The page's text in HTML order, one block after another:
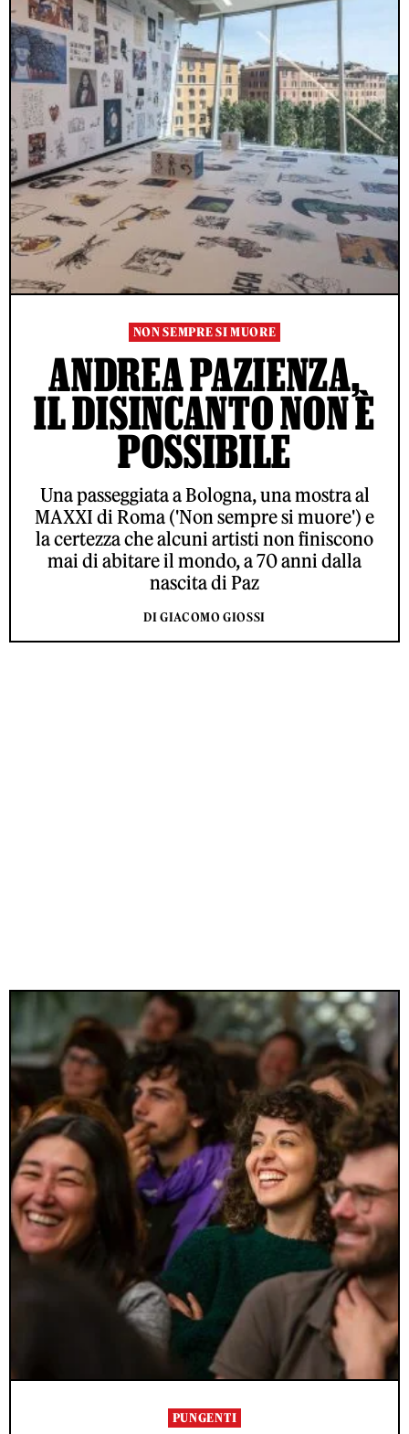
NON SEMPRE SI MUORE
ANDREA PAZIENZA,
IL DISINCANTO NON È
POSSIBILE
Una passeggiata a Bologna, una mostra al
MAXXI di Roma ('Non sempre si muore') e
la certezza che alcuni artisti non finiscono
mai di abitare il mondo, a 70 anni dalla
nascita di Paz
DI GIACOMO GIOSSI
PUNGENTI